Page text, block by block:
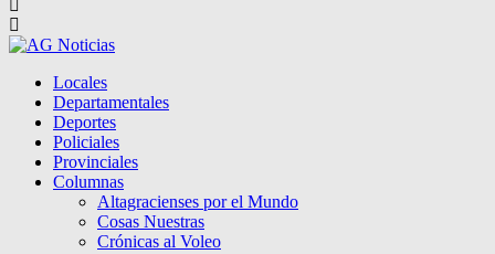
Locales
Departamentales
Deportes
Policiales
Provinciales
Columnas
Altagracienses por el Mundo
Cosas Nuestras
Crónicas al Voleo